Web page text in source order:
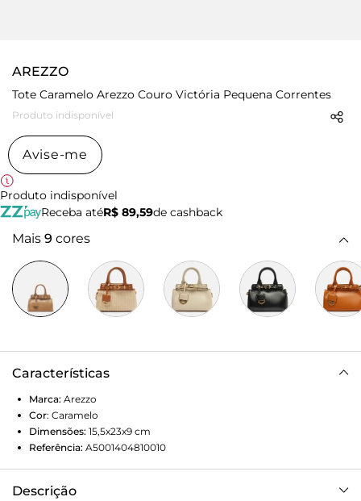
AREZZO
Tote Caramelo Arezzo Couro Victória Pequena Correntes
Produto indisponível
Avise-me
Produto indisponível
Receba atéR$ 89,59de cashback
Mais 9 cores
Características
Marca: Arezzo
Cor: Caramelo
Dimensões: 15,5x23x9 cm
Referência: A5001404810010
Descrição